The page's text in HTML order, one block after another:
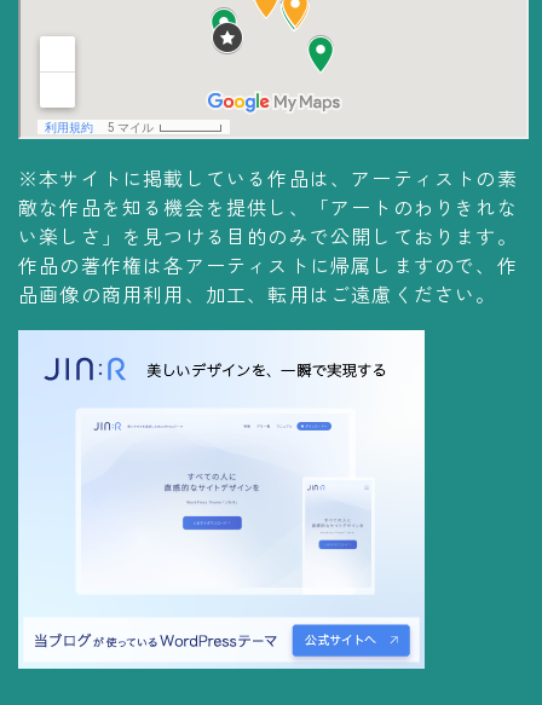
買う
アイテム・サービス
コレクションの仕方
Yoshiteru Collection
飾る
飾り方
保管方法
※本サイトに掲載している作品は、アーティストの素
敵な作品を知る機会を提供し、「アートのわりきれな
い楽しさ」を見つける目的のみで公開しております。
作品の著作権は各アーティストに帰属しますので、作
品画像の商用利用、加工、転用はご遠慮ください。